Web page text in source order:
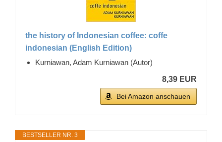
the history of Indonesian coffee: coffe
indonesian (English Edition)
Kurniawan, Adam Kurniawan (Autor)
8,39 EUR
Bei Amazon anschauen
BESTSELLER NR. 3